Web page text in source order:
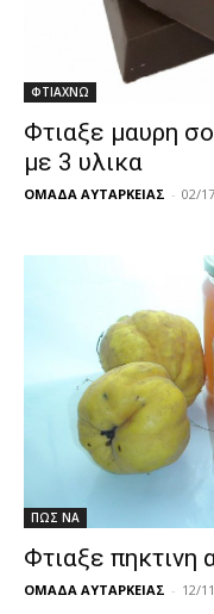
ΦΤΙΑΧΝΩ
Φτιαξε μαυρη
με 3 υλικα
ΟΜΑΔΑ ΑΥΤΑΡΚΕΙΑΣ - 02/
ΠΩΣ ΝΑ
Φτιαξε πηκτινη
ΟΜΑΔΑ ΑΥΤΑΡΚΕΙΑΣ - 12/